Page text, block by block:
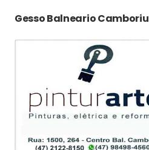
Gesso Balneario Camboriu